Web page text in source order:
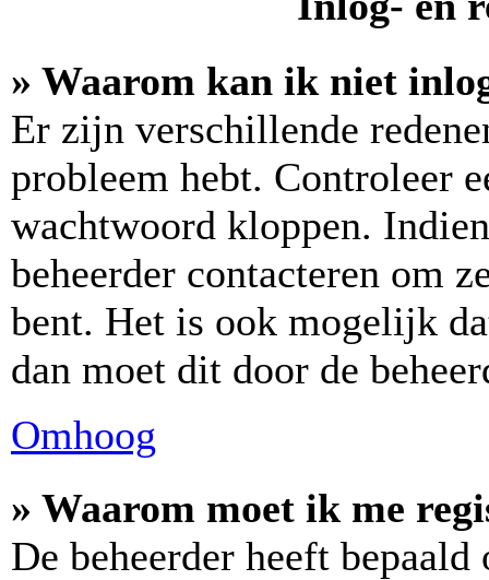
» Waarom kan ik niet
Er zijn verschillende
probleem hebt. Controleer
wachtwoord kloppen.
beheerder contacteren om
bent. Het is ook mogelijk
dan moet dit door de
Omhoog
» Waarom moet ik me
De beheerder heeft